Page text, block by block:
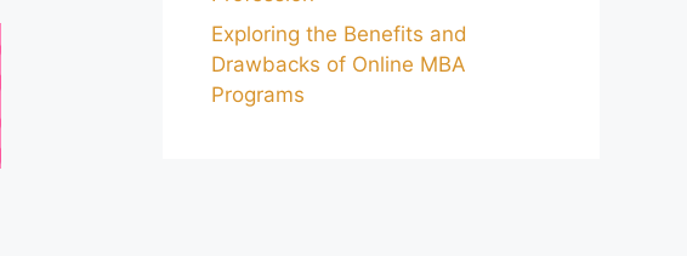
Exploring the Benefits and
Drawbacks of Online MBA
Programs